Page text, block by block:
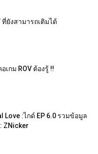
ที่ยังสามารถเติมได้
เกม ROV ต้องรู้ !!
Love :ไกด์ EP 6.0 รวมข้อมูล
ZNicker